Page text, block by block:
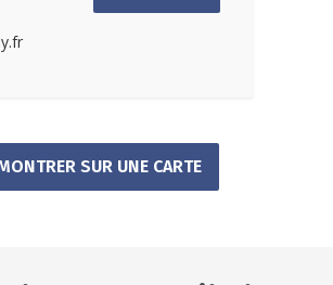
SUR UNE CARTE